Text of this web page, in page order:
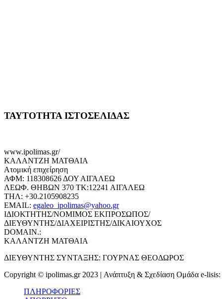
ΤΑΥΤΟΤΗΤΑ ΙΣΤΟΣΕΛΙΔΑΣ
www.ipolimas.gr/
ΚΑΛΑΝΤΖΗ ΜΑΤΘΑΙΑ
Ατομική επιχείρηση
ΑΦΜ: 118308626 ΔΟΥ ΑΙΓΑΛΕΩ
ΛΕΩΦ. ΘΗΒΩΝ 370 ΤΚ:12241 ΑΙΓΑΛΕΩ
ΤΗΛ: +30.2105908235
EMAIL: egaleo_ipolimas@yahoo.gr
ΙΔΙΟΚΤΗΤΗΣ/ΝΟΜΙΜΟΣ ΕΚΠΡΟΣΩΠΟΣ/
ΔΙΕΥΘΥΝΤΗΣ/ΔΙΑΧΕΙΡΙΣΤΗΣ/ΔΙΚΑΙΟΥΧΟΣ
DOMAIN.:
ΚΑΛΑΝΤΖΗ ΜΑΤΘΑΙΑ
ΔΙΕΥΘΥΝΤΗΣ ΣΥΝΤΑΞΗΣ: ΓΟΥΡΝΑΣ ΘΕΟΔΩΡΟΣ
Copyright © ipolimas.gr 2023 | Ανάπτυξη & Σχεδίαση Ομάδα e-lisis:
ΠΛΗΡΟΦΟΡΙΕΣ